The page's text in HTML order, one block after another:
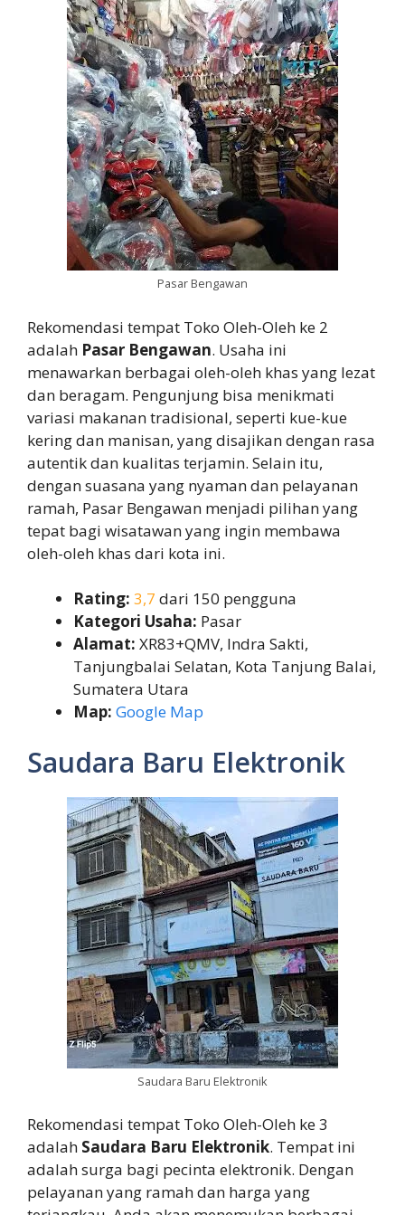
Pasar Bengawan
Rekomendasi tempat Toko Oleh-Oleh ke 2
adalah Pasar Bengawan. Usaha ini
menawarkan berbagai oleh-oleh khas yang lezat
dan beragam. Pengunjung bisa menikmati
variasi makanan tradisional, seperti kue-kue
kering dan manisan, yang disajikan dengan rasa
autentik dan kualitas terjamin. Selain itu,
dengan suasana yang nyaman dan pelayanan
ramah, Pasar Bengawan menjadi pilihan yang
tepat bagi wisatawan yang ingin membawa
oleh-oleh khas dari kota ini.
Rating: 3,7 dari 150 pengguna
Kategori Usaha: Pasar
Alamat: XR83+QMV, Indra Sakti,
Tanjungbalai Selatan, Kota Tanjung Balai,
Sumatera Utara
Map: Google Map
Saudara Baru Elektronik
Saudara Baru Elektronik
Rekomendasi tempat Toko Oleh-Oleh ke 3
adalah Saudara Baru Elektronik. Tempat ini
adalah surga bagi pecinta elektronik. Dengan
pelayanan yang ramah dan harga yang